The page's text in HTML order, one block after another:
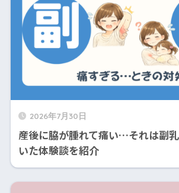
2026年7月30日
産後に脇が腫れて痛い…それは副
いた体験談を紹介